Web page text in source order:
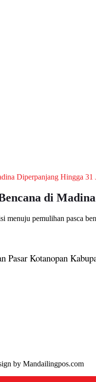
di
menuju pemulihan pasca
Pasar Kotanopan
by Mandailingpos.com